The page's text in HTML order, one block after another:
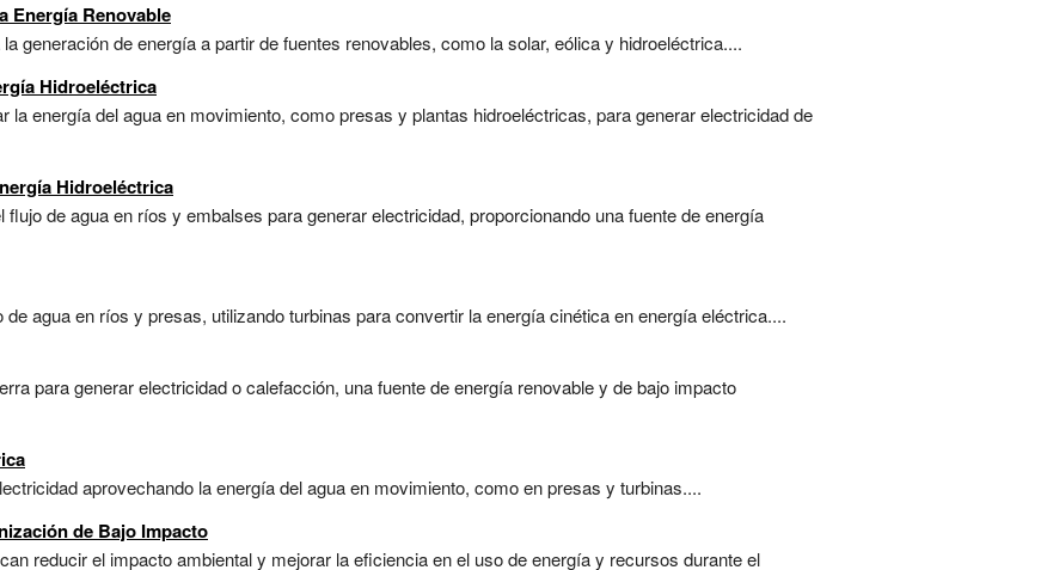
Energía Renovable
generación de energía a partir de fuentes renovables, como la solar, eólica y hidroeléctrica....
Hidroeléctrica
energía del agua en movimiento, como presas y plantas hidroeléctricas, para generar electricidad de
Hidroeléctrica
de agua en ríos y embalses para generar electricidad, proporcionando una fuente de energía
agua en ríos y presas, utilizando turbinas para convertir la energía cinética en energía eléctrica....
para generar electricidad o calefacción, una fuente de energía renovable y de bajo impacto
aprovechando la energía del agua en movimiento, como en presas y turbinas....
de Bajo Impacto
reducir el impacto ambiental y mejorar la eficiencia en el uso de energía y recursos durante el